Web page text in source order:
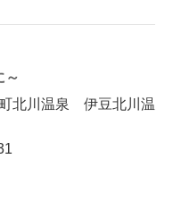
～
北川温泉 伊豆北川温